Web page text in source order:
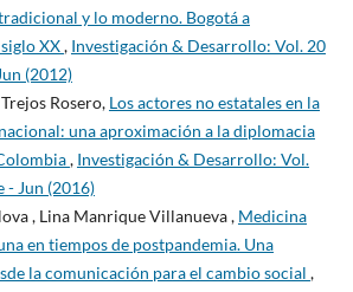
y lo moderno. Bogotá a
XX, Investigación & Desarrollo: Vol. 20
(2012)
Rosero, Los actores no estatales en la
una aproximación a la diplomacia
, Investigación & Desarrollo: Vol.
- Jun (2016)
, Lina Manrique Villanueva , Medicina
en tiempos de postpandemia. Una
la comunicación para el cambio social ,